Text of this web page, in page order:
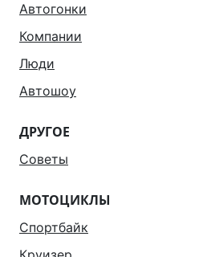
Автогонки
Компании
Люди
Автошоу
ДРУГОЕ
Советы
МОТОЦИКЛЫ
Спортбайк